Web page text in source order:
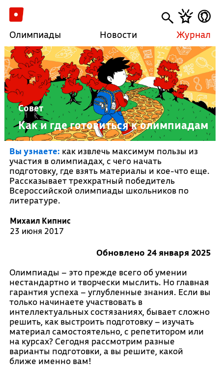
Олимпиады Новости Журнал
Совет
Как и где готовиться к олимпиадам
Вы узнаете: как извлечь максимум пользы из
участия в олимпиадах, с чего начать
подготовку, где взять материалы и кое-что еще.
Рассказывает трехкратный победитель
Всероссийской олимпиады школьников по
литературе.
Михаил Кипнис
23 июня 2017
Обновлено 24 января 2025
Олимпиады – это прежде всего об умении
нестандартно и творчески мыслить. Но главная
гарантия успеха – углубленные знания. Если вы
только начинаете участвовать в
интеллектуальных состязаниях, бывает сложно
решить, как выстроить подготовку – изучать
материал самостоятельно, с репетитором или
на курсах? Сегодня рассмотрим разные
варианты подготовки, а вы решите, какой
ближе именно вам!